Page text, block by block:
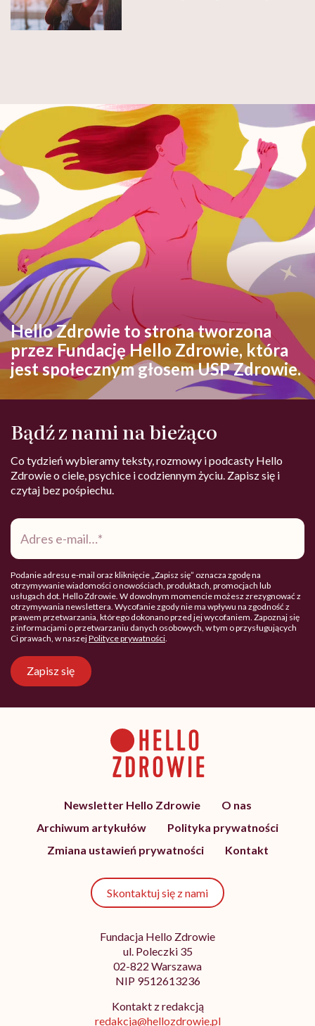
Hello Zdrowie to strona tworzona
przez Fundację Hello Zdrowie, która
jest społecznym głosem USP Zdrowie.
Bądź z nami na bieżąco
Co tydzień wybieramy teksty, rozmowy i podcasty Hello
Zdrowie o ciele, psychice i codziennym życiu. Zapisz się i
czytaj bez pośpiechu.
Adres
mail*
Podanie adresu e-mail oraz kliknięcie „Zapisz się” oznacza zgodę na
otrzymywanie wiadomości o nowościach, produktach, promocjach lub
usługach dot. Hello Zdrowie. W dowolnym momencie możesz zrezygnować z
otrzymywania newslettera. Wycofanie zgody nie ma wpływu na zgodność z
prawem przetwarzania, którego dokonano przed jej wycofaniem. Zapoznaj się
z informacjami o przetwarzaniu danych osobowych, w tym o przysługujących
Ci prawach, w naszejPolityce prywatności
Zapisz się
Newsletter Hello Zdrowie
O nas
Archiwum artykułów
Polityka prywatności
Zmiana ustawień prywatności
Kontakt
Skontaktuj się z nami
Fundacja Hello Zdrowie
ul. Poleczki 35
02-822 Warszawa
NIP 9512613236
Kontakt z redakcją
redakcja@hellozdrowie.pl